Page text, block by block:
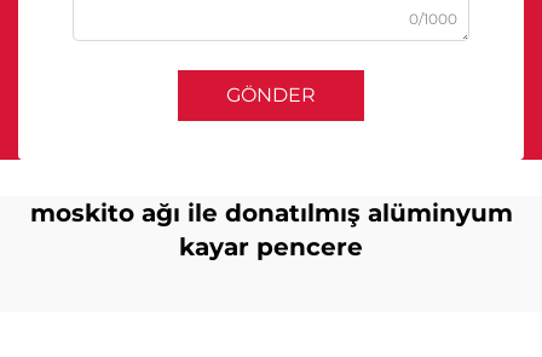
0/1000
GÖNDER
moskito ağı ile donatılmış alüminyum
kayar pencere